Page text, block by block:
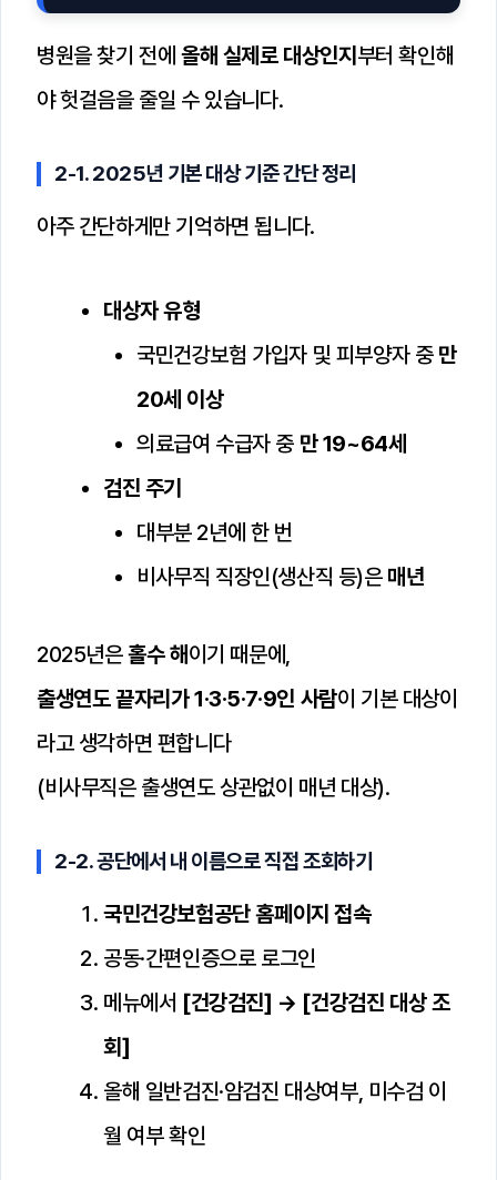
병원을 찾기 전에 올해 실제로 대상인지 부터 확인해
야 헛걸음을 줄일 수 있습니다.
2-1. 2025년 기본 대상 기준 간단 정리
아주 간단하게만 기억하면 됩니다.
대상자 유형
국민건강보험 가입자 및 피부양자 중 만
20세 이상
의료급여 수급자 중 만 19~64세
검진 주기
대부분 2년에 한 번
비사무직 직장인(생산직 등)은 매년
2025년은홀수 해이기 때문에,
출생연도 끝자리가 1·3·5·7·9인 사람이 기본 대상이
라고 생각하면 편합니다
(비사무직은 출생연도 상관없이 매년 대상).
2-2. 공단에서 내 이름으로 직접 조회하기
국민건강보험공단 홈페이지 접속
공동·간편인증으로 로그인
메뉴에서 [건강검진] → [건강검진 대상 조
회]
올해 일반검진·암검진 대상여부, 미수검 이
월 여부 확인